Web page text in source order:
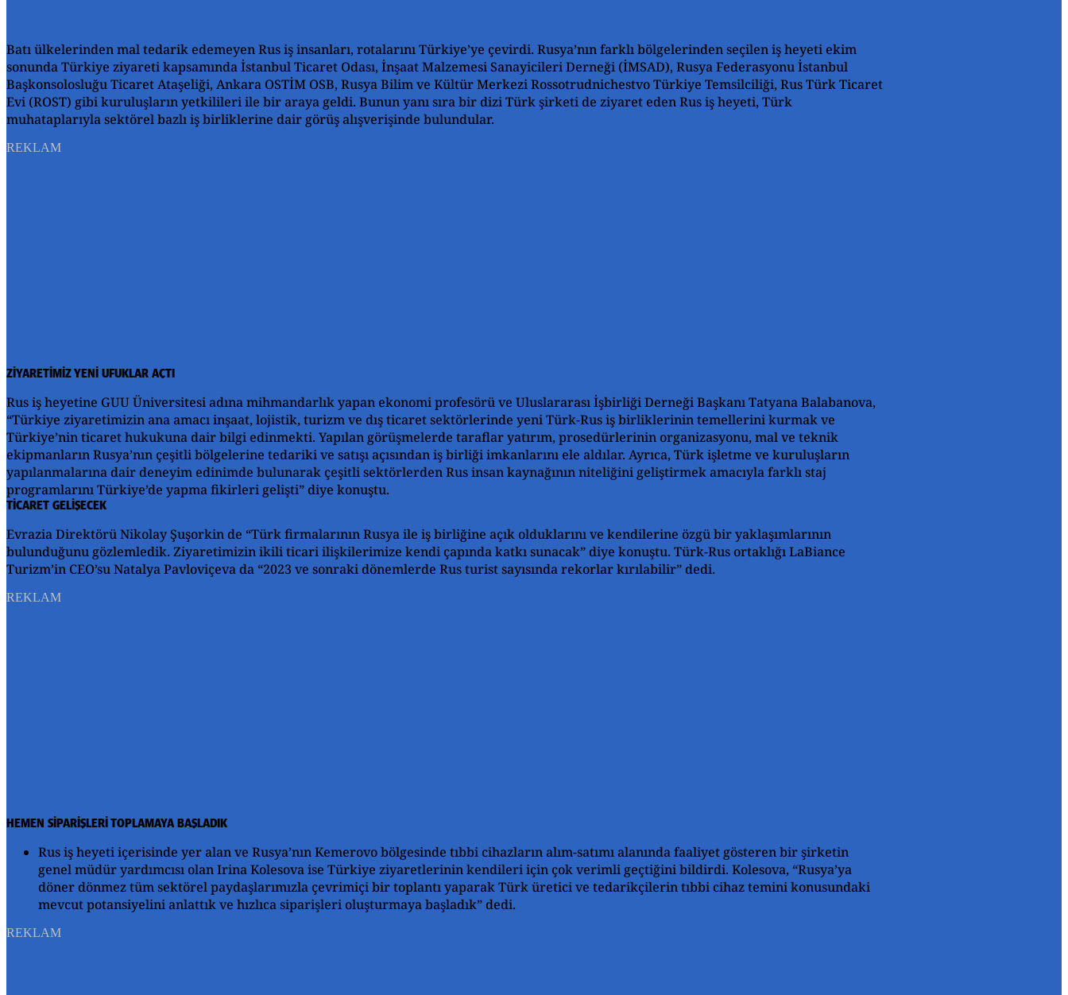
Batı ülkelerinden mal tedarik edemeyen Rus iş insanları, rotalarını Türkiye’ye çevirdi. Rusya’nın farklı bölgelerinden seçilen iş heyeti ekim
sonunda Türkiye ziyareti kapsamında İstanbul Ticaret Odası, İnşaat Malzemesi Sanayicileri Derneği (İMSAD), Rusya Federasyonu İstanbul
Başkonsolosluğu Ticaret Ataşeliği, Ankara OSTİM OSB, Rusya Bilim ve Kültür Merkezi Rossotrudnichestvo Türkiye Temsilciliği, Rus Türk Ticaret
Evi (ROST) gibi kuruluşların yetkilileri ile bir araya geldi. Bunun yanı sıra bir dizi Türk şirketi de ziyaret eden Rus iş heyeti, Türk
muhataplarıyla sektörel bazlı iş birliklerine dair görüş alışverişinde bulundular.
REKLAM
ZİYARETİMİZ YENİ UFUKLAR AÇTI
Rus iş heyetine GUU Üniversitesi adına mihmandarlık yapan ekonomi profesörü ve Uluslararası İşbirliği Derneği Başkanı Tatyana Balabanova,
“Türkiye ziyaretimizin ana amacı inşaat, lojistik, turizm ve dış ticaret sektörlerinde yeni Türk-Rus iş birliklerinin temellerini kurmak ve
Türkiye’nin ticaret hukukuna dair bilgi edinmekti. Yapılan görüşmelerde taraflar yatırım, prosedürlerinin organizasyonu, mal ve teknik
ekipmanların Rusya’nın çeşitli bölgelerine tedariki ve satışı açısından iş birliği imkanlarını ele aldılar. Ayrıca, Türk işletme ve kuruluşların
yapılanmalarına dair deneyim edinimde bulunarak çeşitli sektörlerden Rus insan kaynağının niteliğini geliştirmek amacıyla farklı staj
programlarını Türkiye’de yapma fikirleri gelişti” diye konuştu.
TİCARET GELİŞECEK
Evrazia Direktörü Nikolay Şuşorkin de “Türk firmalarının Rusya ile iş birliğine açık olduklarını ve kendilerine özgü bir yaklaşımlarının
bulunduğunu gözlemledik. Ziyaretimizin ikili ticari ilişkilerimize kendi çapında katkı sunacak” diye konuştu. Türk-Rus ortaklığı LaBiance
Turizm’in CEO’su Natalya Pavloviçeva da “2023 ve sonraki dönemlerde Rus turist sayısında rekorlar kırılabilir” dedi.
REKLAM
HEMEN SİPARİŞLERİ TOPLAMAYA BAŞLADIK
Rus iş heyeti içerisinde yer alan ve Rusya’nın Kemerovo bölgesinde tıbbi cihazların alım-satımı alanında faaliyet gösteren bir şirketin
genel müdür yardımcısı olan Irina Kolesova ise Türkiye ziyaretlerinin kendileri için çok verimli geçtiğini bildirdi. Kolesova, “Rusya’ya
döner dönmez tüm sektörel paydaşlarımızla çevrimiçi bir toplantı yaparak Türk üretici ve tedarikçilerin tıbbi cihaz temini konusundaki
mevcut potansiyelini anlattık ve hızlıca siparişleri oluşturmaya başladık” dedi.
REKLAM